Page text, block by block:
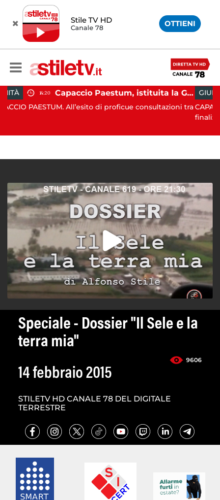
Stile TV HD
Canale 78 OTTIENI
Capaccio Paestum, istituita la Guardia Medica Turistica presso il Psaut di Piazza Santini
All’esito di proficue consultazioni tra
GIUDIZIARIA 12:25
CAPACCIO
Speciale - Dossier "Il Sele e la
terra mia"
9606
14 febbraio 2015
STILETV HD CANALE 78 DEL DIGITALE
TERRESTRE